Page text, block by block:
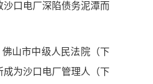
口电厂深陷债务泥潭而
山市中级人民法院（下
为沙口电厂管理人（下